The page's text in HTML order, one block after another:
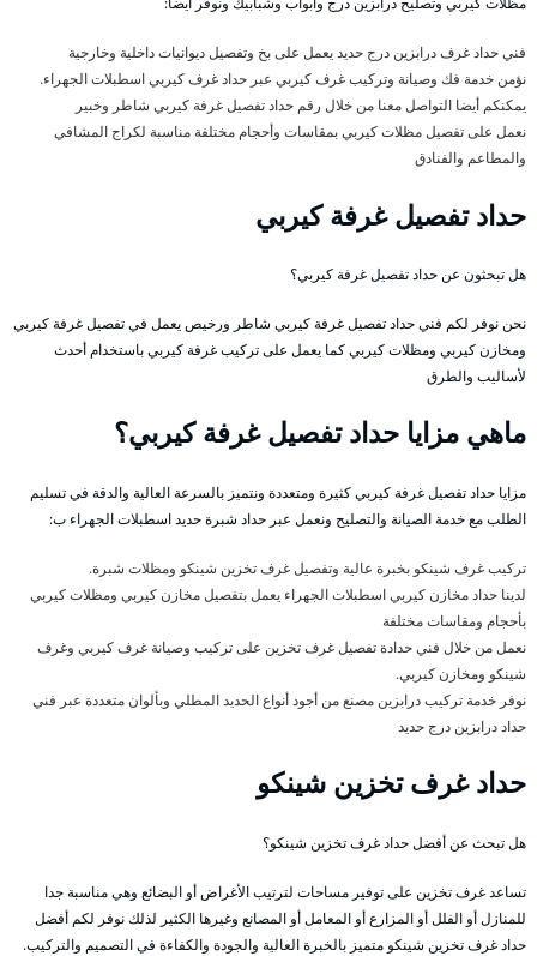
فني حداد غرف درابزين درج حديد يعمل على بخ وتفصيل ديوانيات داخلية وخارجية
نؤمن خدمة فك وصيانة وتركيب غرف كيربي عبر حداد غرف كيربي اسطبلات الجهراء.
يمكنكم أيضا التواصل معنا من خلال رقم حداد تفصيل غرفة كيربي شاطر وخبير
نعمل على تفصيل مظلات كيربي بمقاسات وأحجام مختلفة مناسبة لكراج المشافي
والمطاعم والفنادق
حداد تفصيل غرفة كيربي
هل تبحثون عن حداد تفصيل غرفة كيربي؟
نحن نوفر لكم فني حداد تفصيل غرفة كيربي شاطر ورخيص يعمل في تفصيل غرفة كيربي
ومخازن كيربي ومظلات كيربي كما يعمل على تركيب غرفة كيربي باستخدام أحدث
لأساليب والطرق
ماهي مزايا حداد تفصيل غرفة كيربي؟
مزايا حداد تفصيل غرفة كيربي كثيرة ومتعددة ونتميز بالسرعة العالية والدقة في تسليم
الطلب مع خدمة الصيانة والتصليح ونعمل عبر حداد شبرة حديد اسطبلات الجهراء ب:
تركيب غرف شينكو بخبرة عالية وتفصيل غرف تخزين شينكو ومظلات شبرة.
لدينا حداد مخازن كيربي اسطبلات الجهراء يعمل بتفصيل مخازن كيربي ومظلات كيربي
بأحجام ومقاسات مختلفة
نعمل من خلال فني حدادة تفصيل غرف تخزين على تركيب وصيانة غرف كيربي وغرف
شينكو ومخازن كيربي.
نوفر خدمة تركيب درابزين مصنع من أجود أنواع الحديد المطلي وبألوان متعددة عبر فني
حداد درابزين درج حديد
حداد غرف تخزين شينكو
هل تبحث عن أفضل حداد غرف تخزين شينكو؟
تساعد غرف تخزين على توفير مساحات لترتيب الأغراض أو البضائع وهي مناسبة جدا
للمنازل أو الفلل أو المزارع أو المعامل أو المصانع وغيرها الكثير لذلك نوفر لكم أفضل
حداد غرف تخزين شينكو متميز بالخبرة العالية والجودة والكفاءة في التصميم والتركيب.